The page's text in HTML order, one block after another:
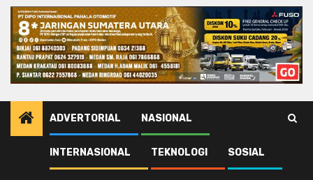
ADVERTORIAL NASIONAL
INTERNASIONAL TEKNOLOGI SOSIAL
Ekonomi Bisnis
Komoditi Teh PTPN IV Diprediksi Masuk Pasar Ritel